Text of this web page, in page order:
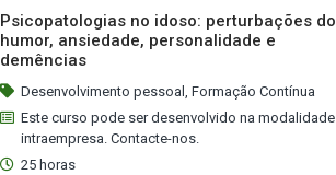
Psicopatologias no idoso: perturbações do
humor, ansiedade, personalidade e
demências
Desenvolvimento pessoal, Formação Contínua
Este curso pode ser desenvolvido na modalidade
intraempresa. Contacte-nos.
25 horas